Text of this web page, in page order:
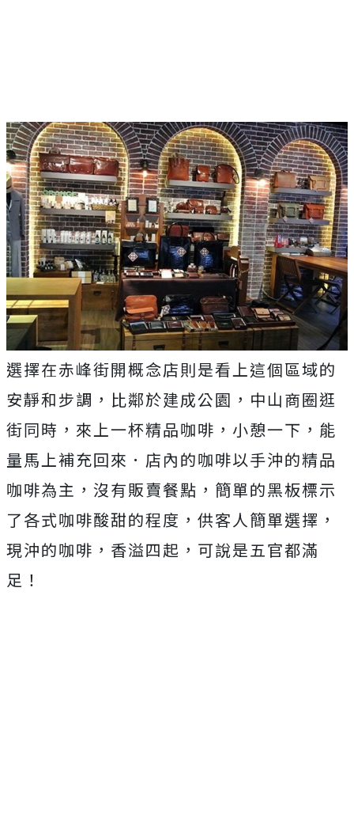
選擇在赤峰街開概念店則是看上這個區域的
安靜和步調，比鄰於建成公園，中山商圈逛
街同時，來上一杯精品咖啡，小憩一下，能
量馬上補充回來．店內的咖啡以手沖的精品
咖啡為主，沒有販賣餐點，簡單的黑板標示
了各式咖啡酸甜的程度，供客人簡單選擇，
現沖的咖啡，香溢四起，可說是五官都滿
足！